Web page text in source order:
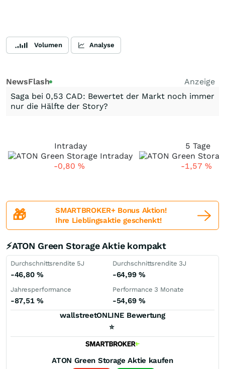
Volumen Analyse
NewsFlash
Anzeige
Saga bei 0,53 CAD: Bewertet der Markt noch immer
nur die Hälfte der Story?
Intraday
-0,80 %
5 Tage
-1,57 %
🎁
SMARTBROKER+ Bonus Aktion!
Ihre Lieblingsaktie geschenkt!
⚡ATON Green Storage Aktie kompakt
Durchschnittsrendite 5J
-46,80 %
Durchschnittsrendite 3J
-64,99 %
Jahresperformance
-87,51 %
Performance 3 Monate
-54,69 %
wallstreetONLINE Bewertung
⭐
ATON Green Storage Aktie kaufen